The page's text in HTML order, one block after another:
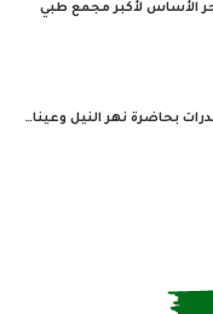
الأساس لأكبر مجمع طبي
بحاضرة نهر النيل وعينا…